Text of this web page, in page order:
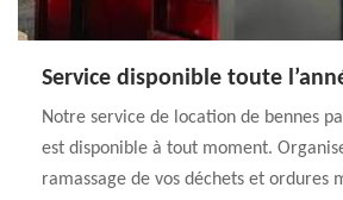
Service disponible toute
Notre service de location de bennes
est disponible à tout moment.
ramassage de vos déchets et ordures